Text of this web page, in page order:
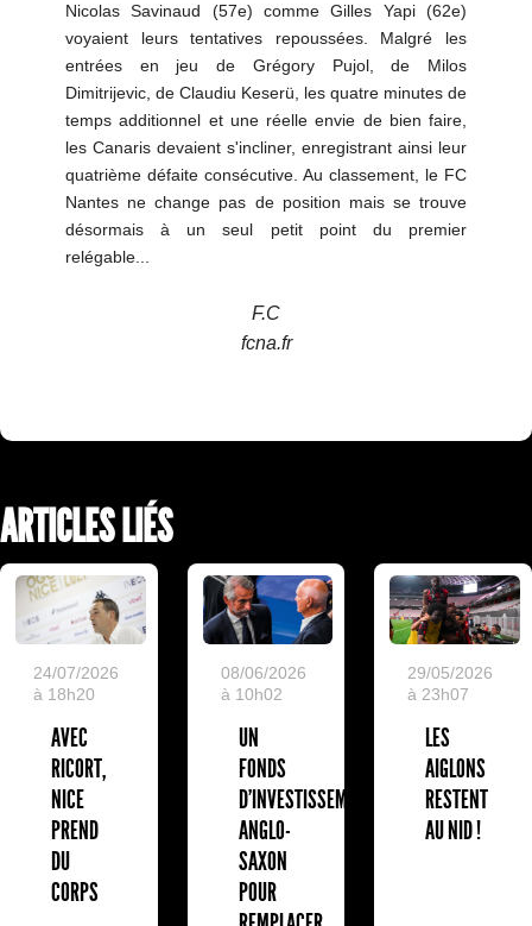
Nicolas Savinaud (57e) comme Gilles Yapi (62e)
voyaient leurs tentatives repoussées. Malgré les
entrées en jeu de Grégory Pujol, de Milos
Dimitrijevic, de Claudiu Keserü, les quatre minutes de
temps additionnel et une réelle envie de bien faire,
les Canaris devaient s'incliner, enregistrant ainsi leur
quatrième défaite consécutive. Au classement, le FC
Nantes ne change pas de position mais se trouve
désormais à un seul petit point du premier
relégable...
F.C
fcna.fr
ARTICLES LIÉS
24/07/2026
à 18h20
AVEC
RICORT,
NICE
PREND
DU
CORPS
08/06/2026
à 10h02
UN
FONDS
D'INVESTISSEMENT
ANGLO-
SAXON
POUR
29/05/2026
à 23h07
LES
AIGLONS
RESTENT
AU NID !